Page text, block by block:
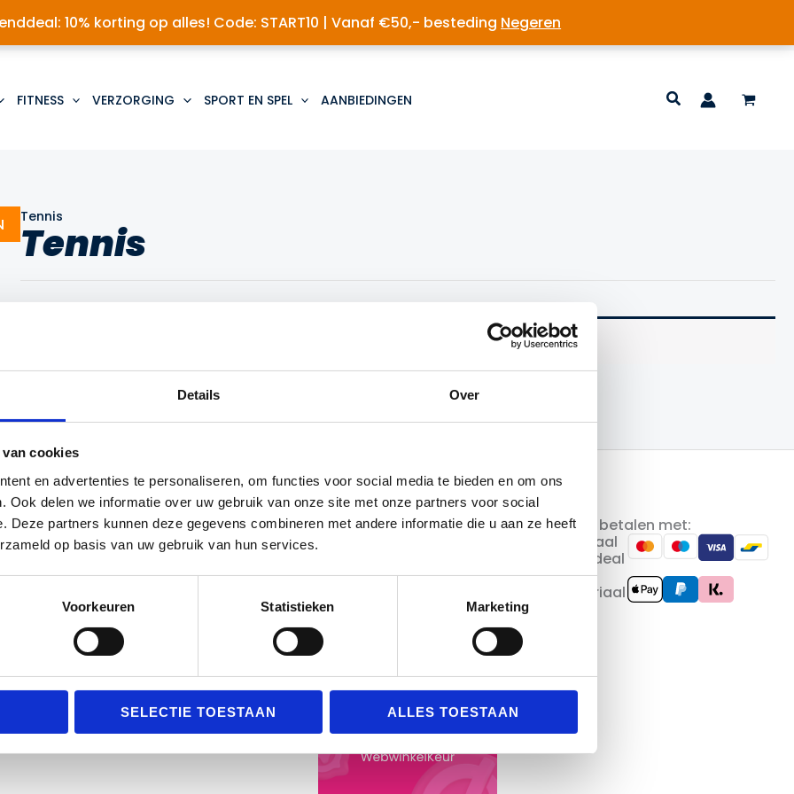
Details Over
cookies
en advertenties te personaliseren, om functies voor social media te bieden en om ons
Ook delen we informatie over uw gebruik van onze site met onze partners voor social
Deze partners kunnen deze gegevens combineren met andere informatie die u aan ze heeft
op basis van uw gebruik van hun services.
Voorkeuren Statistieken Marketing
SELECTIE TOESTAAN ALLES TOESTAAN
10% korting op alles! Code: START10 | Vanaf €50,- besteding Negeren
FITNESS VERZORGING SPORT EN SPEL AANBIEDINGEN
Tennis
Tennis
Mijn Account
Mijn account
Bestellingen
Accountgegevens
Reviews Veilig betalen met: